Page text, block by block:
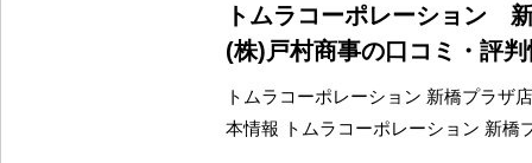
トムラコーポレーション
(株)戸村商事の口コミ・評
トムラコーポレーション 新橋プラザ
本情報 トムラコーポレーション 新橋